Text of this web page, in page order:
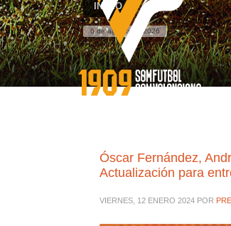
INICIO
6 de agosto de 2026
Óscar Fernández,
Actualización para
VIERNES, 12 ENERO 2024 POR